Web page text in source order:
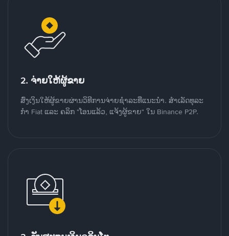
2. ຈ່າຍໃຫ້ຜູ້ຂາຍ
ສົ່ງເງິນໃຫ້ຜູ້ຂາຍຜ່ານວິທີການຈ່າຍຊຳລະທີ່ແນະນໍາ. ສໍາເລັດທຸລະ
ກໍາ Fiat ແລະ ຄລິກ "ໂອນແລ້ວ, ແຈ້ງຜູ້ຂາຍ" ໃນ Binance P2P.